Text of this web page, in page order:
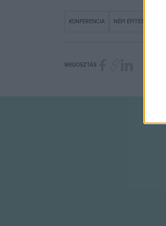
KONFERENCIA NÉPI ÉPÍTÉSZET
MEGOSZTÁS